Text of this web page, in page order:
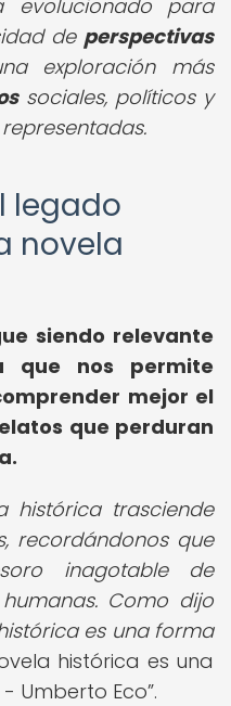
evolucionado para
de perspectivas
exploración más
sociales, políticos y
legado
novela
siendo relevante
que nos permite
mejor el
que perduran
histórica trasciende
recordándonos que
inagotable de
Como dijo
es una forma
histórica es una
Umberto Eco .